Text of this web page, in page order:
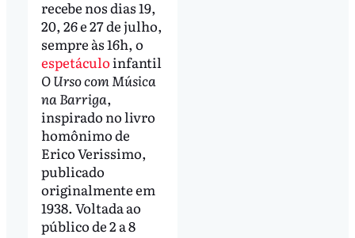
recebe nos dias 19,
20, 26 e 27 de julho,
sempre às 16h, o
espetáculoinfantil
O Urso com Música
na Barriga,
inspirado no livro
homônimo de
Erico Verissimo,
publicado
originalmente em
1938. Voltada ao
público de 2 a 8